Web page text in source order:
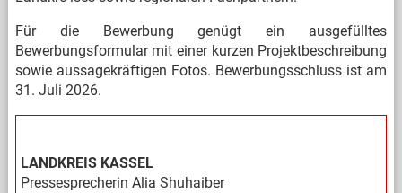
Für die Bewerbung genügt ein ausgefülltes
Bewerbungsformular mit einer kurzen Projektbeschreibung
sowie aussagekräftigen Fotos. Bewerbungsschluss ist am
31. Juli 2026.
LANDKREIS KASSEL
Pressesprecherin Alia Shuhaiber